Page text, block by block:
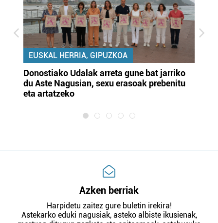
EUSKAL HERRIA, GIPUZKOA
Donostiako Udalak arreta gune bat jarriko
du Aste Nagusian, sexu erasoak prebenitu
eta artatzeko
Azken berriak
Harpidetu zaitez gure buletin irekira!
Astekarko eduki nagusiak, asteko albiste ikusienak,